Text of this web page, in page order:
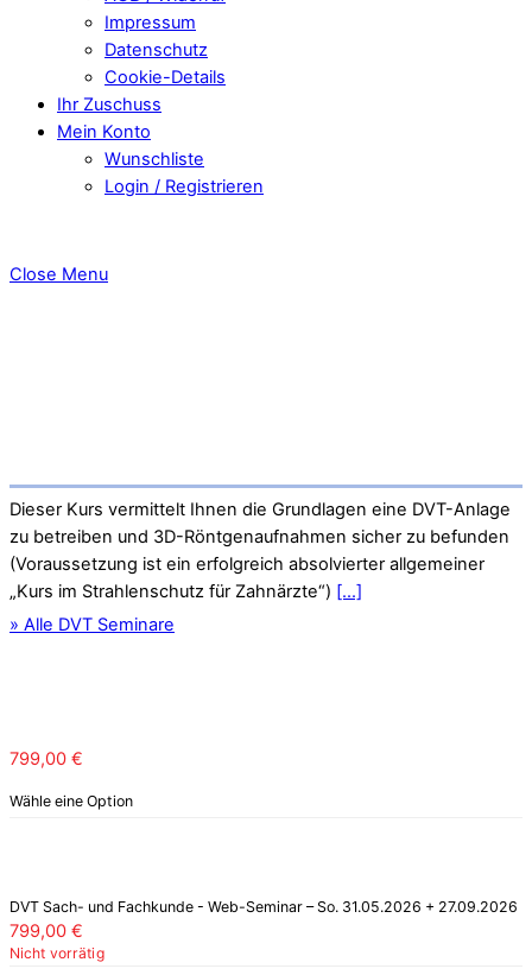
Impressum
Datenschutz
Cookie-Details
Ihr Zuschuss
Mein Konto
Wunschliste
Login / Registrieren
Close Menu
Dieser Kurs vermittelt Ihnen die Grundlagen eine DVT-Anlage
zu betreiben und 3D-Röntgenaufnahmen sicher zu befunden
(Voraussetzung ist ein erfolgreich absolvierter allgemeiner
„Kurs im Strahlenschutz für Zahnärzte“) [...]
» Alle DVT Seminare
799,00 €
Wähle eine Option
DVT Sach- und Fachkunde - Web-Seminar – So. 31.05.2026 + 27.09.2026
799,00 €
Nicht vorrätig